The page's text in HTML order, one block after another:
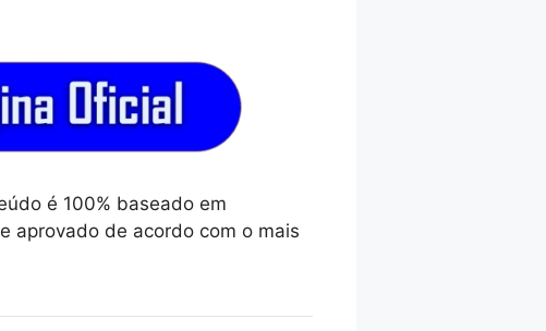
é 100% baseado em
aprovado de acordo com o mais